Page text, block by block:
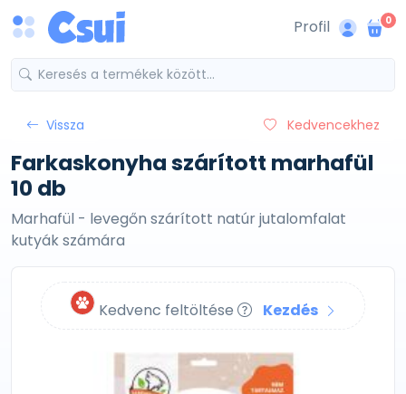
Profil 0
Vissza Kedvencekhez
Farkaskonyha szárított marhafül
10 db
Marhafül - levegőn szárított natúr jutalomfalat
kutyák számára
Kedvenc feltöltése Kezdés